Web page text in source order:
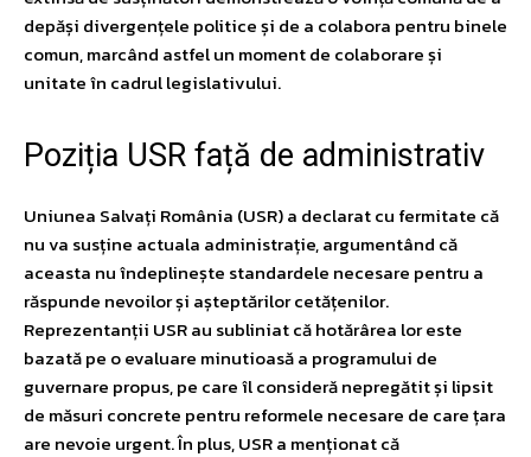
depăși divergențele politice și de a colabora pentru binele
comun, marcând astfel un moment de colaborare și
unitate în cadrul legislativului.
Poziția USR față de administrativ
Uniunea Salvați România (USR) a declarat cu fermitate că
nu va susține actuala administrație, argumentând că
aceasta nu îndeplinește standardele necesare pentru a
răspunde nevoilor și așteptărilor cetățenilor.
Reprezentanții USR au subliniat că hotărârea lor este
bazată pe o evaluare minutioasă a programului de
guvernare propus, pe care îl consideră nepregătit și lipsit
de măsuri concrete pentru reformele necesare de care țara
are nevoie urgent. În plus, USR a menționat că